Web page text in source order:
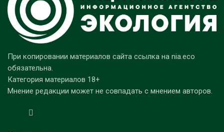
При копировании материалов сайта ссылка на nia.eco
обязательна.
Категория материалов 18+
Мнение редакции может не совпадать с мнением авторов.